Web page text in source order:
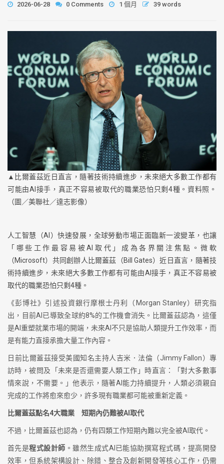
2026-06-28 0 Comments 1 個月 39 words
▲比爾蓋茲近日直言，隨著技術持續進步，未來絕大多數工作都有
可能由AI接手，真正不容易被取代的職業恐怕只剩4種。資料照。
（圖／美聯社／達志影像）
人工智慧（AI）快速發展，全球勞動市場正面臨新一波變革，也讓
「哪些工作最容易被AI取代」成為各界關注焦點。微軟
（Microsoft）共同創辦人比爾蓋茲（Bill Gates）近日直言，隨著技
術持續進步，未來絕大多數工作都有可能由AI接手，真正不容易被
取代的職業恐怕只剩4種。
《彭博社》引述投資銀行摩根士丹利（Morgan Stanley）研究指
出，目前AI已導致全球約8%的工作機會消失。比爾蓋茲認為，這僅
是AI重塑就業市場的開端，未來AI不只是協助人類提升工作效率，而
是有能力直接承擔大量工作內容。
日前比爾蓋茲接受美國知名主持人吉米．法倫（Jimmy Fallon）專
訪時，被問及「未來是否還需要人類工作」時直言：「對大多數事
情來說，不需要。」他表示，隨著AI能力持續提升，人類必須親自
完成的工作將愈來愈少，許多現有職業都可能被重新定義。
比爾蓋茲點名4大職業 短期內仍難被AI取代
不過，比爾蓋茲也認為，仍有四類工作短期內難以完全被AI取代。
首先是程式設計師 。雖然生成式AI已能協助撰寫程式碼，提高開發
效率，但系統架構設計、除錯、整合及創新開發等核心工作，仍需